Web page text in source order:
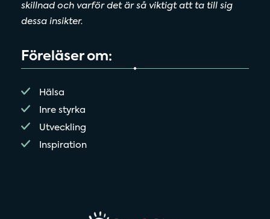
skillnad och varför det är så viktigt att ta till sig
dessa insikter.
Föreläser om:
Hälsa
Inre styrka
Utveckling
Inspiration